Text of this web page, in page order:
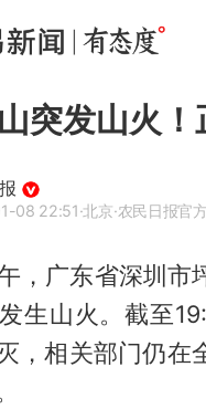
突发山火！
08 22:51·北京·农民日报官方网
，广东省深圳市
生山火。截至
，相关部门仍在